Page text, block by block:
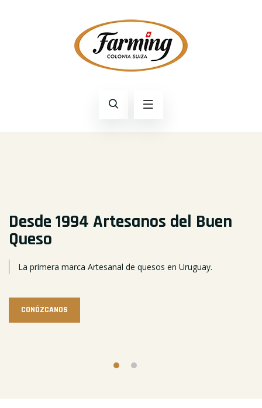
Desde 1994 Artesanos del Buen
Queso
La primera marca Artesanal de quesos en Uruguay.
CONÓZCANOS